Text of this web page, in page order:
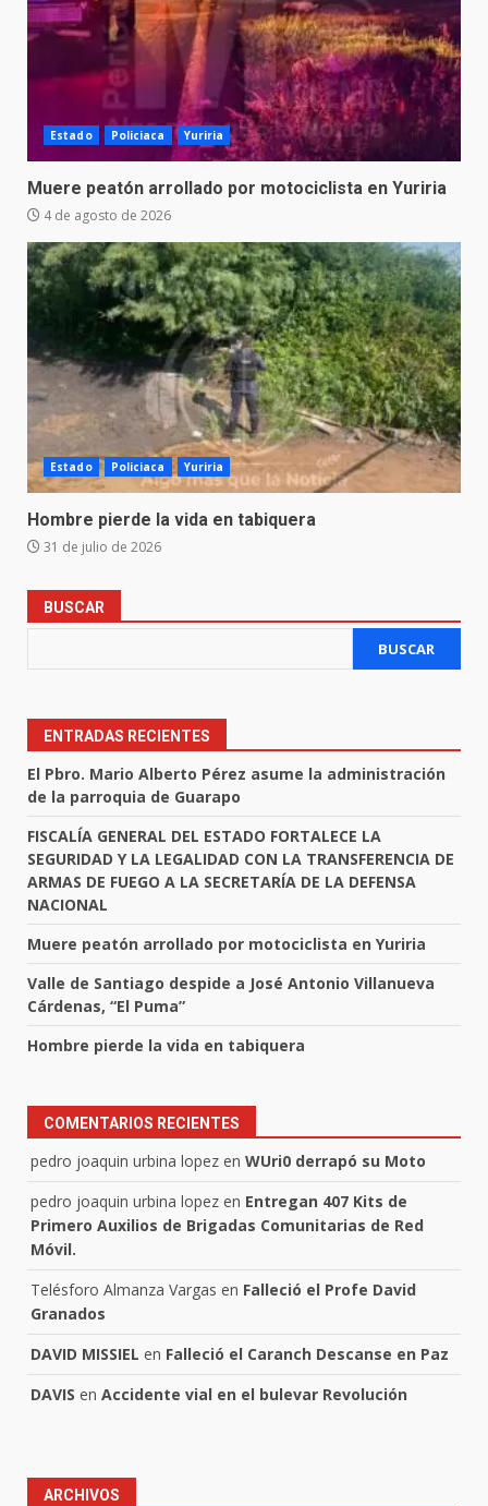
Estado Policiaca Yuriria
Muere peatón arrollado por motociclista en Yuriria
4 de agosto de 2026
Estado Policiaca Yuriria
Hombre pierde la vida en tabiquera
31 de julio de 2026
BUSCAR
BUSCAR
ENTRADAS RECIENTES
El Pbro. Mario Alberto Pérez asume la administración
de la parroquia de Guarapo
FISCALÍA GENERAL DEL ESTADO FORTALECE LA
SEGURIDAD Y LA LEGALIDAD CON LA TRANSFERENCIA DE
ARMAS DE FUEGO A LA SECRETARÍA DE LA DEFENSA
NACIONAL
Muere peatón arrollado por motociclista en Yuriria
Valle de Santiago despide a José Antonio Villanueva
Cárdenas, “El Puma”
Hombre pierde la vida en tabiquera
COMENTARIOS RECIENTES
pedro joaquin urbina lopez en WUri0 derrapó su Moto
pedro joaquin urbina lopez en Entregan 407 Kits de
Primero Auxilios de Brigadas Comunitarias de Red
Móvil.
Telésforo Almanza Vargas en Falleció el Profe David
Granados
DAVID MISSIEL en Falleció el Caranch Descanse en Paz
DAVIS en Accidente vial en el bulevar Revolución
ARCHIVOS